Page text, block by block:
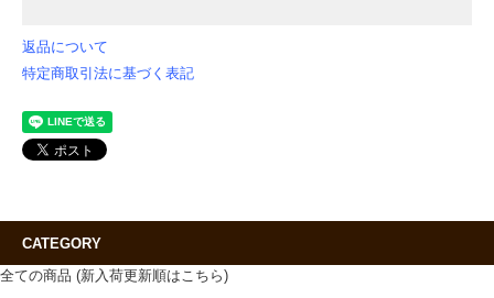
返品について
特定商取引法に基づく表記
CATEGORY
全ての商品 (新入荷更新順はこちら)